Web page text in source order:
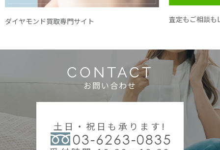
ダイヤモンド買取専門サイト 査定もご相談も
CONTACT
お問い合わせ
土日・祝日も承ります!
03-6263-0835